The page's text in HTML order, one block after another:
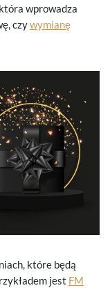
wprowadza
czywymianę
które będą
jest FM